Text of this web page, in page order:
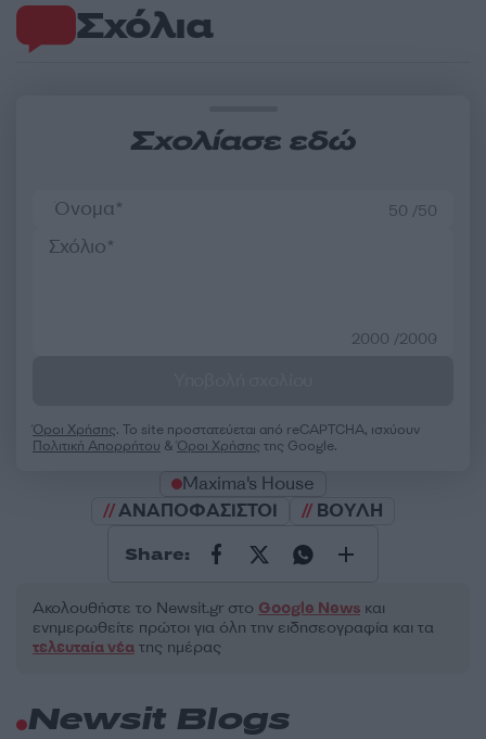
Σχόλια
Σχολίασε εδώ
50 /50
2000 /2000
Όροι Χρήσης. Το site προστατεύεται από reCAPTCHA, ισχύουν
Πολιτική Απορρήτου &Όροι Χρήσης της Google.
Maxima's House
ΑΝΑΠΟΦΑΣΙΣΤΟΙ
ΒΟΥΛΗ
Share:
Ακολουθήστε το Νewsit.gr στο Google News και
ενημερωθείτε πρώτοι για όλη την ειδησεογραφία και τα
τελευταία νέα της ημέρας
Newsit Blogs